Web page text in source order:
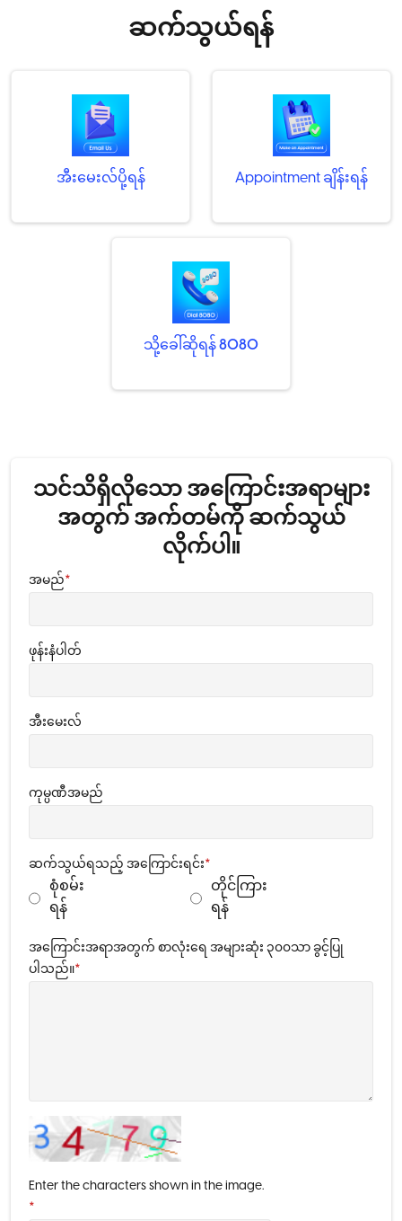
ဆက်သွယ်ရန်
အီးမေးလ်ပို့ရန် Appointment ချိန်းရန်
သို့ခေါ်ဆိုရန်8080
သင်သိရှိလိုသော အကြောင်းအရာများ
အတွက် အက်တမ်ကို ဆက်သွယ်
လိုက်ပါ။
အမည်*
ဖုန်းနံပါတ်
အီးမေးလ်
ကုမ္ပဏီအမည်
ဆက်သွယ်ရသည့် အကြောင်းရင်း*
စုံစမ်း
ရန်
တိုင်ကြား
ရန်
အကြောင်းအရာအတွက် စာလုံးရေ အများဆုံး ၃၀၀သာ ခွင့်ပြု
ပါသည်။*
Enter the characters shown in the image.
*